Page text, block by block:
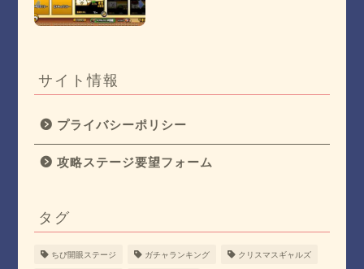
サイト情報
プライバシーポリシー
攻略ステージ要望フォーム
タグ
ちび開眼ステージ ガチャランキング クリスマスギャルズ